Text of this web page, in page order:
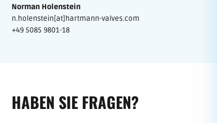
Norman Holenstein
n.holenstein[at]hartmann-valves.com
+49 5085 9801-18
HABEN SIE FRAGEN?